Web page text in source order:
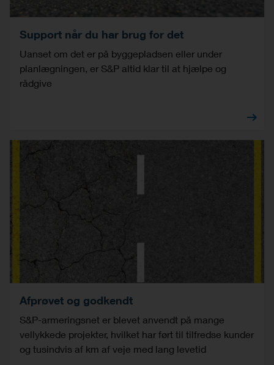
Support når du har brug for det
Uanset om det er på byggepladsen eller under
planlægningen, er S&P altid klar til at hjælpe og
rådgive
Afprøvet og godkendt
S&P-armeringsnet er blevet anvendt på mange
vellykkede projekter, hvilket har ført til tilfredse kunder
og tusindvis af km af veje med lang levetid